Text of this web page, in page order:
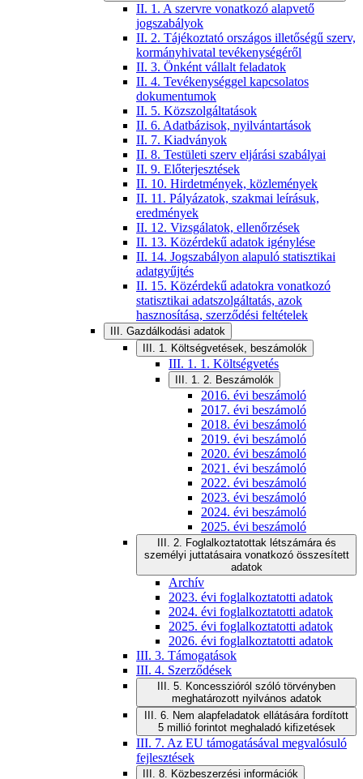
II. 1. A szervre vonatkozó alapvető
jogszabályok
II. 2. Tájékoztató országos illetőségű szerv,
kormányhivatal tevékenységéről
II. 3. Önként vállalt feladatok
II. 4. Tevékenységgel kapcsolatos
dokumentumok
II. 5. Közszolgáltatások
II. 6. Adatbázisok, nyilvántartások
II. 7. Kiadványok
II. 8. Testületi szerv eljárási szabályai
II. 9. Előterjesztések
II. 10. Hirdetmények, közlemények
II. 11. Pályázatok, szakmai leírásuk,
eredmények
II. 12. Vizsgálatok, ellenőrzések
II. 13. Közérdekű adatok igénylése
II. 14. Jogszabályon alapuló statisztikai
adatgyűjtés
II. 15. Közérdekű adatokra vonatkozó
statisztikai adatszolgáltatás, azok
hasznosítása, szerződési feltételek
III. Gazdálkodási adatok
III. 1. Költségvetések, beszámolók
III. 1. 1. Költségvetés
III. 1. 2. Beszámolók
2016. évi beszámoló
2017. évi beszámoló
2018. évi beszámoló
2019. évi beszámoló
2020. évi beszámoló
2021. évi beszámoló
2022. évi beszámoló
2023. évi beszámoló
2024. évi beszámoló
2025. évi beszámoló
III. 2. Foglalkoztatottak létszámára és
személyi juttatásaira vonatkozó összesített
adatok
Archív
2023. évi foglalkoztatotti adatok
2024. évi foglalkoztatotti adatok
2025. évi foglalkoztatotti adatok
2026. évi foglalkoztatotti adatok
III. 3. Támogatások
III. 4. Szerződések
III. 5. Koncesszióról szóló törvényben
meghatározott nyilvános adatok
III. 6. Nem alapfeladatok ellátására fordított
5 millió forintot meghaladó kifizetések
III. 7. Az EU támogatásával megvalósuló
fejlesztések
III. 8. Közbeszerzési információk